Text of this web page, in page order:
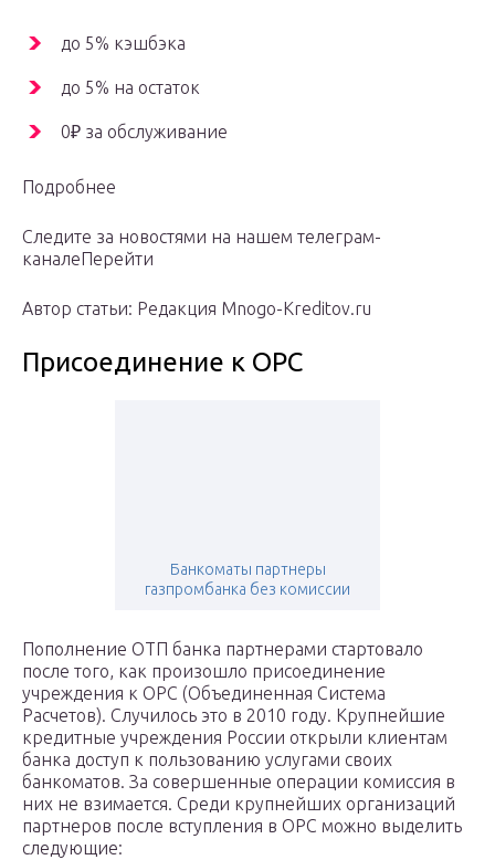
до 5% кэшбэка
до 5% на остаток
0₽ за обслуживание
Подробнее
Следите за новостями на нашем телеграм-
каналеПерейти
Автор статьи: Редакция Mnogo-Kreditov.ru
Присоединение к ОРС
Банкоматы партнеры
газпромбанка без комиссии
Пополнение ОТП банка партнерами стартовало
после того, как произошло присоединение
учреждения к ОРС (Объединенная Система
Расчетов). Случилось это в 2010 году. Крупнейшие
кредитные учреждения России открыли клиентам
банка доступ к пользованию услугами своих
банкоматов. За совершенные операции комиссия в
них не взимается. Среди крупнейших организаций
партнеров после вступления в ОРС можно выделить
следующие: